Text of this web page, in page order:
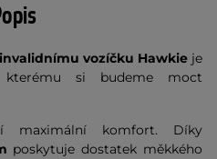
vozíčku Hawkieje
kterému si budeme moct
maximální komfort. Díky
poskytuje dostatek měkkého